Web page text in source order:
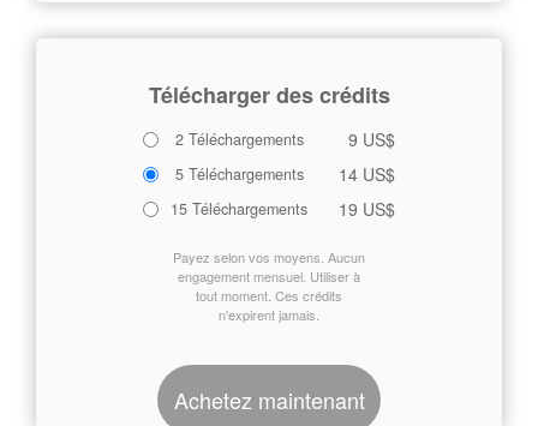
Télécharger des crédits
2 Téléchargements 9 US$
5 Téléchargements 14 US$
15 Téléchargements 19 US$
Payez selon vos moyens. Aucun
engagement mensuel. Utiliser à
tout moment. Ces crédits
n'expirent jamais.
Achetez maintenant